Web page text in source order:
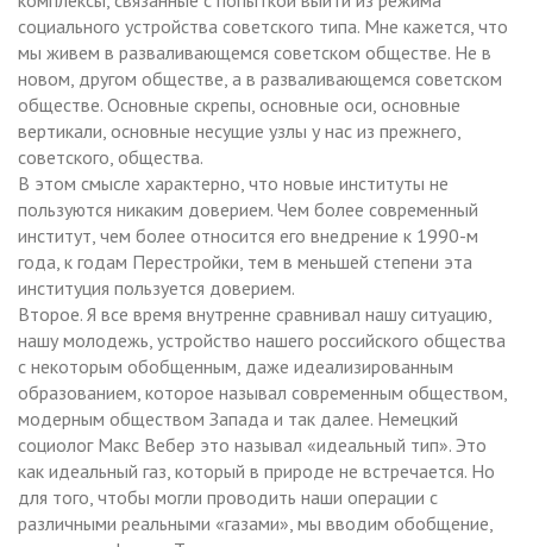
социального устройства советского типа. Мне кажется, что
мы живем в разваливающемся советском обществе. Не в
новом, другом обществе, а в разваливающемся советском
обществе. Основные скрепы, основные оси, основные
вертикали, основные несущие узлы у нас из прежнего,
советского, общества.
В этом смысле характерно, что новые институты не
пользуются никаким доверием. Чем более современный
институт, чем более относится его внедрение к 1990-м
года, к годам Перестройки, тем в меньшей степени эта
институция пользуется доверием.
Второе. Я все время внутренне сравнивал нашу ситуацию,
нашу молодежь, устройство нашего российского общества
с некоторым обобщенным, даже идеализированным
образованием, которое называл современным обществом,
модерным обществом Запада и так далее. Немецкий
социолог Макс Вебер это называл «идеальный тип». Это
как идеальный газ, который в природе не встречается. Но
для того, чтобы могли проводить наши операции с
различными реальными «газами», мы вводим обобщение,